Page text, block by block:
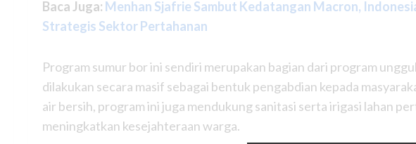
Baca Juga: Menhan Sjafrie Sambut Kedatangan Macron,
Strategis Sektor Pertahanan
Program sumur bor ini sendiri merupakan bagian dari program
dilakukan secara masif sebagai bentuk pengabdian kepada
air bersih, program ini juga mendukung sanitasi serta irigasi lahan
meningkatkan kesejahteraan warga.